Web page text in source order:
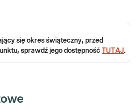
się okres świąteczny, przed
sprawdź jego dostępność
TUTAJ.